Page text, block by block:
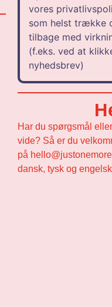
vores
som helst trække
tilbage med
(f.eks. ved at
nyhedsbrev)
Har du spørgsmål
vide? Så er du
på
dansk, tysk og engelsk